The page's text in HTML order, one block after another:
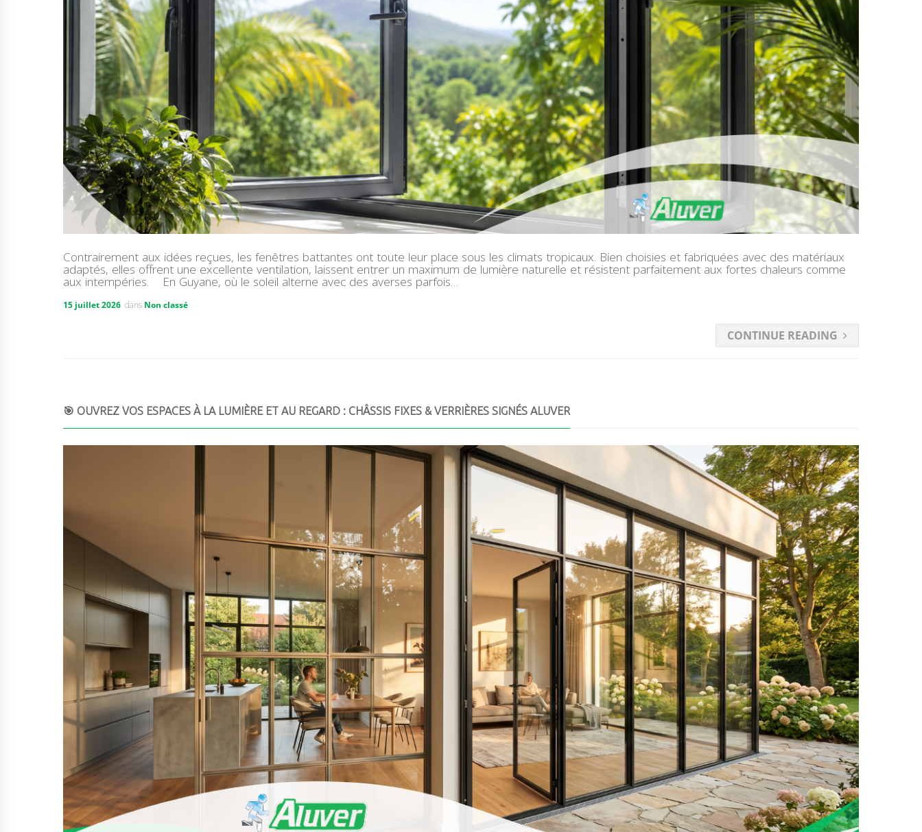
Contrairement aux idées reçues, les fenêtres battantes ont toute leur place sous les climats tropicaux. Bien choisies et fabriquées avec des matériaux
adaptés, elles offrent une excellente ventilation, laissent entrer un maximum de lumière naturelle et résistent parfaitement aux fortes chaleurs comme
aux intempéries. En Guyane, où le soleil alterne avec des averses parfois…
15 juillet 2026 dans Non classé
CONTINUE READING
🎯 OUVREZ VOS ESPACES À LA LUMIÈRE ET AU REGARD : CHÂSSIS FIXES & VERRIÈRES SIGNÉS ALUVER